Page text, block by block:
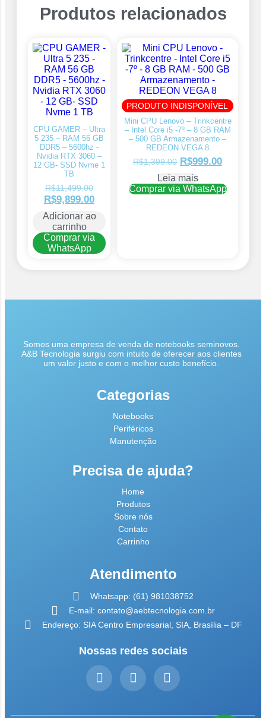
Produtos relacionados
CPU GAMER – Ultra
5 235 – RAM 56 GB
DDR5 – 5600hz -
Nvidia RTX 3060 –
12 GB- SSD Nvme 1
TB
R$11,499.00
R$9,899.00
Adicionar ao
carrinho
Comprar via
WhatsApp
PRODUTO INDISPONÍVEL
Mini CPU Lenovo – Trinkcentre
– Intel Core i5 -7º – 8 GB RAM
– 500 GB Armazenamento –
REDEON VEGA 8
R$1,399.00 R$999.00
Leia mais
Comprar via WhatsApp
Somos uma empresa de venda de notebooks seminovos.
A&B Tecnologia surgiu com intuito de oferecer aos clientes
um valor justo e com o melhor custo benefício.
Categorias
Notebooks
Periféricos
Manutenção
Precisa de ajuda?
Home
Produtos
Sobre nós
Contato
Carrinho
Atendimento
Whatsapp: (61) 981038752
E-mail: contato@aebtecnologia.com.br
Endereço: SIA Centro Empresarial, SIA, Brasília – DF
Nossas redes sociais